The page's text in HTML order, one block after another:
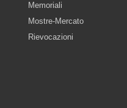
Memoriali
Mostre-Mercato
Rievocazioni